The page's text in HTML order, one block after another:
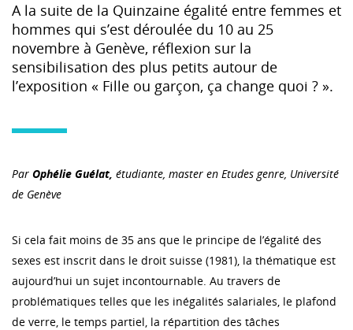
A la suite de la Quinzaine égalité entre femmes et
hommes qui s’est déroulée du 10 au 25
novembre à Genève, réflexion sur la
sensibilisation des plus petits autour de
l’exposition « Fille ou garçon, ça change quoi ? ».
Par Ophélie Guélat, étudiante, master en Etudes genre, Université
de Genève
Si cela fait moins de 35 ans que le principe de l’égalité des
sexes est inscrit dans le droit suisse (1981), la thématique est
aujourd’hui un sujet incontournable. Au travers de
problématiques telles que les inégalités salariales, le plafond
de verre, le temps partiel, la répartition des tâches